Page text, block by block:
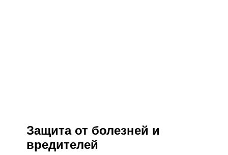
Защита от болезней и
вредителей